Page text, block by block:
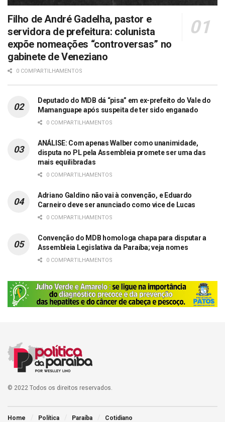
Filho de André Gadelha, pastor e
servidora de prefeitura: colunista
expõe nomeações “controversas” no
gabinete de Veneziano
0 COMPARTILHAMENTOS
Deputado do MDB dá “pisa” em ex-prefeito do Vale do
Mamanguape após suspeita de ter sido enganado
0 COMPARTILHAMENTOS
ANÁLISE: Com apenas Walber como unanimidade,
disputa no PL pela Assembleia promete ser uma das
mais equilibradas
0 COMPARTILHAMENTOS
Adriano Galdino não vai à convenção, e Eduardo
Carneiro deve ser anunciado como vice de Lucas
0 COMPARTILHAMENTOS
Convenção do MDB homologa chapa para disputar a
Assembleia Legislativa da Paraíba; veja nomes
0 COMPARTILHAMENTOS
© 2022 Todos os direitos reservados.
Home Política Paraíba Cotidiano